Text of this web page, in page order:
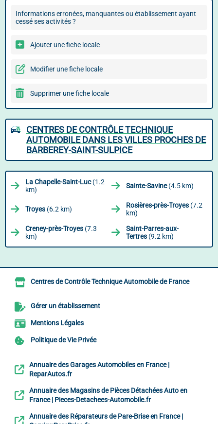
Informations erronées, manquantes ou établissement ayant
cessé ses activités ?
Ajouter une fiche locale
Modifier une fiche locale
Supprimer une fiche locale
CENTRES DE CONTRÔLE TECHNIQUE
AUTOMOBILE DANS LES VILLES PROCHES DE
BARBEREY-SAINT-SULPICE
La Chapelle-Saint-Luc(1.2
km)
Sainte-Savine(4.5 km)
Troyes (6.2 km) Rosières-près-Troyes (7.2
km)
Creney-près-Troyes (7.3
km)
Saint-Parres-aux-
Tertres (9.2 km)
Centres de Contrôle Technique Automobile de France
Gérer un établissement
Mentions Légales
Politique de Vie Privée
Annuaire des Garages Automobiles en France |
ReparAutos.fr
Annuaire des Magasins de Pièces Détachées Auto en
France | Pieces-Detachees-Automobile.fr
Annuaire des Réparateurs de Pare-Brise en France |